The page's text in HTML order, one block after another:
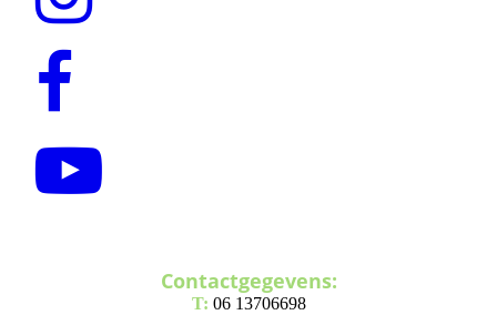
Contactgegevens:
T: 06 13706698